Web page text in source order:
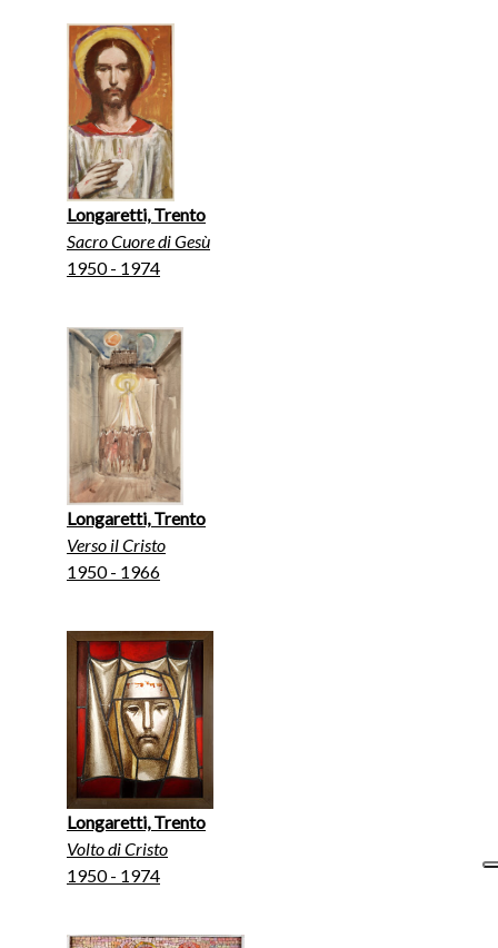
Longaretti, Trento
Sacro Cuore di Gesù
1950 - 1974
Longaretti, Trento
Verso il Cristo
1950 - 1966
Longaretti, Trento
Volto di Cristo
1950 - 1974